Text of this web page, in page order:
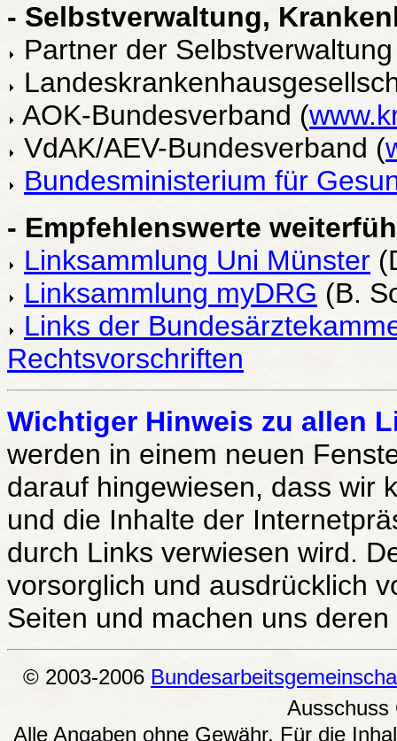
- Selbstverwaltung,
Partner der
AOK-Bundesverband (
VdAK/AEV-Bundesverband (
Bundesministerium für
- Empfehlenswerte
Linksammlung Uni Münster
Linksammlung myDRG (B.
Links der
Rechtsvorschriften
Wichtiger Hinweis zu allen
werden in einem neuen
darauf hingewiesen, dass wir
und die Inhalte der
durch Links verwiesen wird.
vorsorglich und ausdrücklich
Seiten und machen uns
© 2003-2006
Ausschuss
Alle Angaben ohne Gewähr. Für die